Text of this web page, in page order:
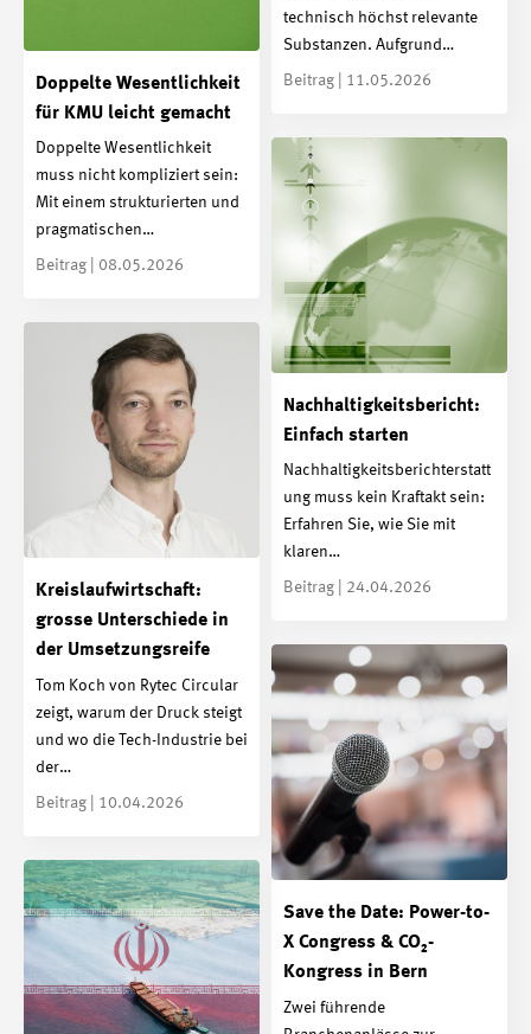
technisch höchst relevante
Substanzen. Aufgrund…
Beitrag | 11.05.2026
Doppelte Wesentlichkeit
für KMU leicht gemacht
Doppelte Wesentlichkeit
muss nicht kompliziert sein:
Mit einem strukturierten und
pragmatischen…
Beitrag | 08.05.2026
Nachhaltigkeitsbericht:
Einfach starten
Nachhaltigkeitsberichterstatt
ung muss kein Kraftakt sein:
Erfahren Sie, wie Sie mit
klaren…
Beitrag | 24.04.2026
Kreislaufwirtschaft:
grosse Unterschiede in
der Umsetzungsreife
Tom Koch von Rytec Circular
zeigt, warum der Druck steigt
und wo die Tech-Industrie bei
der…
Beitrag | 10.04.2026
Save the Date: Power-to-
X Congress & CO₂-
Kongress in Bern
Zwei führende